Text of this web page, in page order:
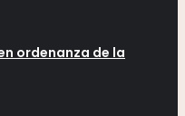
ordenanza de la